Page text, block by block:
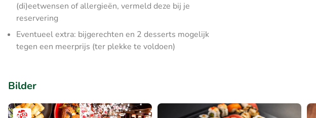
(di)eetwensen of allergieën, vermeld deze bij je
reservering
Eventueel extra: bijgerechten en 2 desserts mogelijk
tegen een meerprijs (ter plekke te voldoen)
Bilder